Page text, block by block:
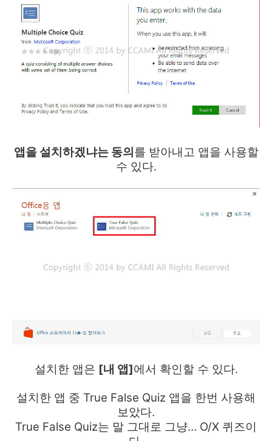
앱을 설치하겠냐는 동의 를 받아내고 앱을 사용할
수 있다.
설치한 앱은 [내 앱]에서 확인할 수 있다.
설치한 앱 중 True False Quiz 앱을 한번 사용해
보았다.
True False Quiz는 말 그대로 그냥... O/X 퀴즈이